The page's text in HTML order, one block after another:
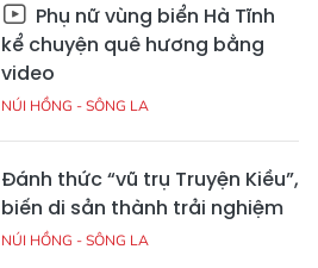
Phụ nữ vùng biển Hà Tĩnh
kể chuyện quê hương bằng
video
NÚI HỒNG - SÔNG LA
Đánh thức “vũ trụ Truyện Kiều”,
biến di sản thành trải nghiệm
NÚI HỒNG - SÔNG LA